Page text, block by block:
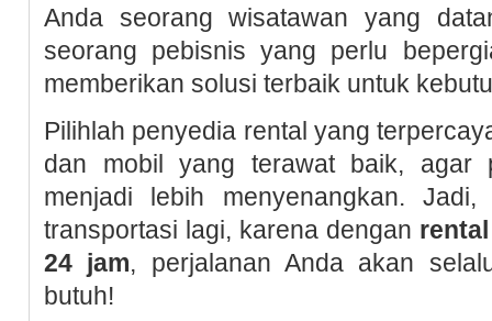
Anda seorang wisatawan yang
seorang pebisnis yang perlu
memberikan solusi terbaik untuk
Pilihlah penyedia rental yang
dan mobil yang terawat baik, agar
menjadi lebih menyenangkan.
transportasi lagi, karena dengan
24 jam, perjalanan Anda akan
butuh!